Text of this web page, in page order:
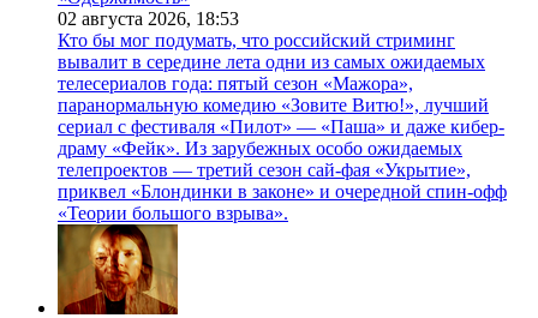
02 августа 2026, 18:53
Кто бы мог подумать, что российский стриминг
вывалит в середине лета одни из самых ожидаемых
телесериалов года: пятый сезон «Мажора»,
паранормальную комедию «Зовите Витю!», лучший
сериал с фестиваля «Пилот» — «Паша» и даже кибер-
драму «Фейк». Из зарубежных особо ожидаемых
телепроектов — третий сезон сай-фая «Укрытие»,
приквел «Блондинки в законе» и очередной спин-офф
«Теории большого взрыва».